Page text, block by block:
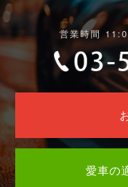
営業時間
愛車の